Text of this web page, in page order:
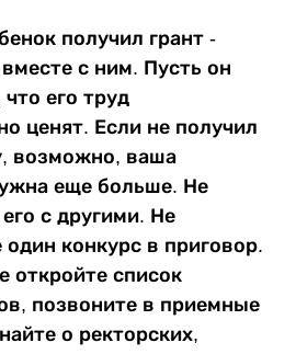
получил грант -
с ним. Пусть он
его труд
ценят. Если не получил
возможно, ваша
еще больше. Не
с другими. Не
конкурс в приговор.
откройте список
позвоните в приемные
о ректорских,